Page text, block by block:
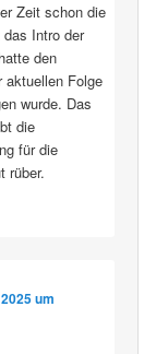
Zeit schon die
Intro der
den
aktuellen Folge
wurde. Das
die
für die
rüber.
um